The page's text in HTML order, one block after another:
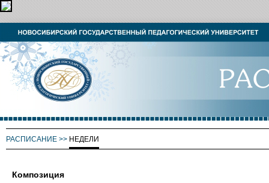
РАСПИСАНИЕ >> НЕДЕЛИ
Композиция